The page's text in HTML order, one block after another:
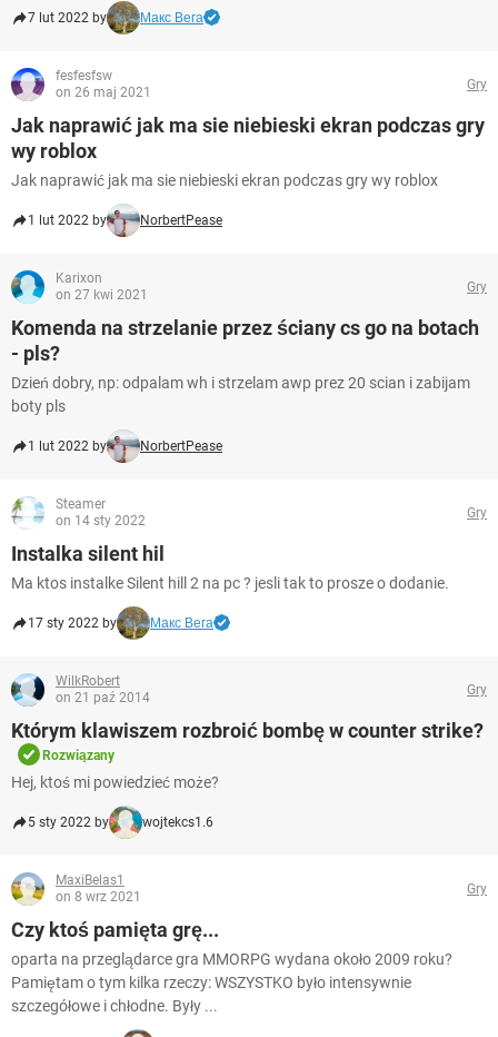
7 lut 2022 by Макс Вега
fesfesfsw
on 26 maj 2021
Gry
Jak naprawić jak ma sie niebieski ekran podczas gry
wy roblox
Jak naprawić jak ma sie niebieski ekran podczas gry wy roblox
1 lut 2022 by NorbertPease
Karixon
on 27 kwi 2021
Gry
Komenda na strzelanie przez ściany cs go na botach
- pls?
Dzień dobry, np: odpalam wh i strzelam awp prez 20 scian i zabijam
boty pls
1 lut 2022 by NorbertPease
Steamer
on 14 sty 2022
Gry
Instalka silent hil
Ma ktos instalke Silent hill 2 na pc ? jesli tak to prosze o dodanie.
17 sty 2022 by Макс Вега
WilkRobert
on 21 paź 2014
Gry
Którym klawiszem rozbroić bombę w counter strike?
Rozwiązany
Hej, ktoś mi powiedzieć może?
5 sty 2022 by wojtekcs1.6
MaxiBelas1
on 8 wrz 2021
Gry
Czy ktoś pamięta grę...
oparta na przeglądarce gra MMORPG wydana około 2009 roku?
Pamiętam o tym kilka rzeczy: WSZYSTKO było intensywnie
szczegółowe i chłodne. Były ...